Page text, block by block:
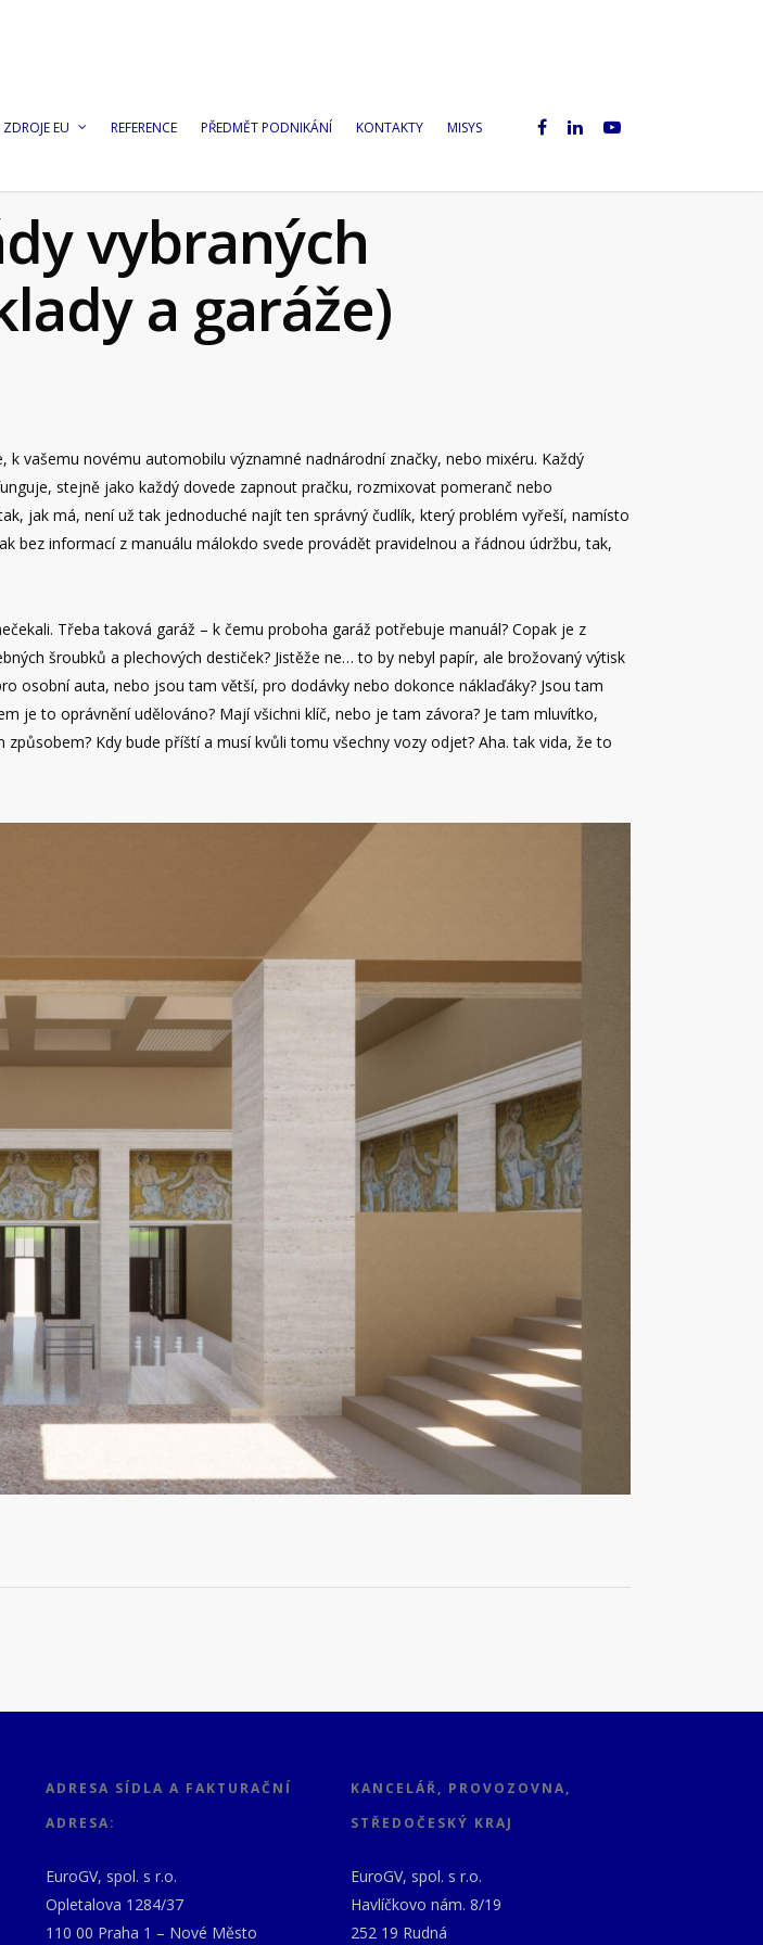
ZDROJE EU REFERENCE PŘEDMĚT PODNIKÁNÍ KONTAKTY MISYS
vybraných
a garáže)
vašemu novému automobilu významné nadnárodní značky, nebo mixéru. Každý
stejně jako každý dovede zapnout pračku, rozmixovat pomeranč nebo
jak má, není už tak jednoduché najítten správný čudlík, který problém vyřeší, namísto
bez informací z manuálu málokdo svede provádět pravidelnou a řádnou údržbu, tak,
Třeba taková garáž – k čemu proboha garáž potřebuje manuál? Copak je z
šroubků a plechových destiček? Jistěže ne… to by nebyl papír, ale brožovaný výtisk
osobní auta, nebo jsou tam větší, pro dodávky nebo dokonce náklaďáky? Jsou tam
je to oprávnění udělováno? Mají všichni klíč, nebo je tam závora? Je tam mluvítko,
Kdy bude příští a musí kvůli tomu všechny vozy odjet? Aha. tak vida, že to
ADRESA SÍDLA A FAKTURAČNÍ
ADRESA:
EuroGV, spol. s r.o.
Opletalova 1284/37
110 00 Praha 1 – Nové Město
KANCELÁŘ, PROVOZOVNA,
STŘEDOČESKÝ KRAJ
EuroGV, spol. s r.o.
Havlíčkovo nám. 8/19
252 19 Rudná